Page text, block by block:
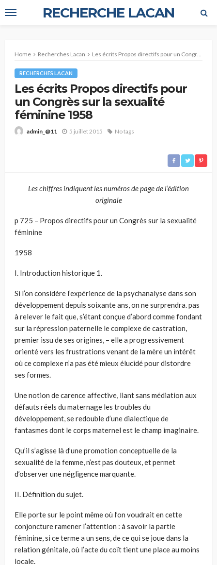
RECHERCHE LACAN
Home Recherches Lacan Les écrits Propos directifs pour un Congrès sur la sexualité féminine 1958
RECHERCHES LACAN
Les écrits Propos directifs pour
un Congrès sur la sexualité
féminine 1958
admin_@11 5 juillet 2015 No tags
Les chiffres indiquent les numéros de page de l’édition
originale
p 725 – Propos directifs pour un Congrès sur la sexualité
féminine
1958
I. Introduction historique 1.
Si l’on considère l’expérience de la psychanalyse dans son
développement depuis soixante ans, on ne surprendra. pas
à relever le fait que, s’étant conçue d’abord comme fondant
sur la répression paternelle le complexe de castration,
premier issu de ses origines, – elle a progressivement
orienté vers les frustrations venant de la mère un intérêt
où ce complexe n’a pas été mieux élucidé pour distordre
ses formes.
Une notion de carence affective, liant sans médiation aux
défauts réels du maternage les troubles du
développement, se redouble d’une dialectique de
fantasmes dont le corps maternel est le champ imaginaire.
Qu’il s’agisse là d’une promotion conceptuelle de la
sexualité de la femme, n’est pas douteux, et permet
d’observer une négligence marquante.
II. Définition du sujet.
Elle porte sur le point même où l’on voudrait en cette
conjoncture ramener l’attention : à savoir la partie
féminine, si ce terme a un sens, de ce qui se joue dans la
relation génitale, où l’acte du coït tient une place au moins
locale.